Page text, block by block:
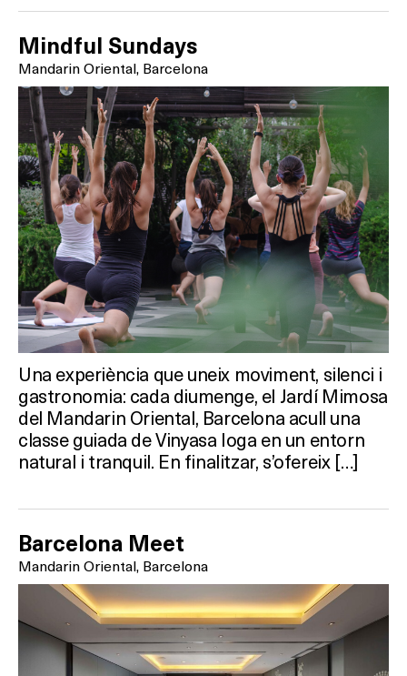
Mindful Sundays
Mandarin Oriental, Barcelona
Una experiència que uneix moviment, silenci i
gastronomia: cada diumenge, el Jardí Mimosa
del Mandarin Oriental, Barcelona acull una
classe guiada de Vinyasa Ioga en un entorn
natural i tranquil. En finalitzar, s’ofereix […]
Barcelona Meet
Mandarin Oriental, Barcelona